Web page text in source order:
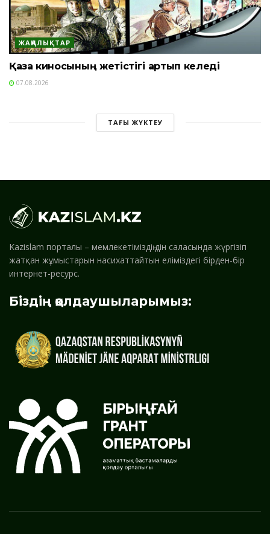
ЖАҢАЛЫҚТАР
Қазақ киносының жетістігі артып келеді
07.08.2026
ТАҒЫ ЖҮКТЕУ
Kazislam порталы – мемлекетіміздің дін саласында жүргізіп
жатқан жұмыстарын насихаттайтын еліміздегі бірден-бір
интернет-ресурс.
Біздің қолдаушыларымыз: